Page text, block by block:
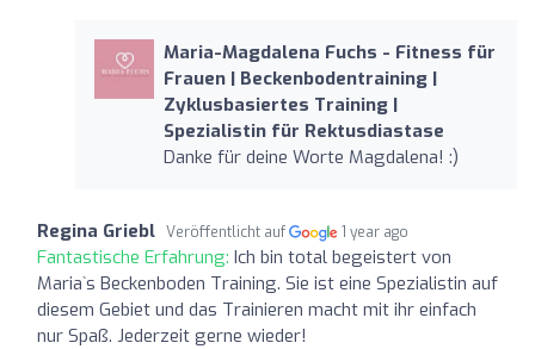
Maria-Magdalena Fuchs - Fitness für
Frauen | Beckenbodentraining |
Zyklusbasiertes Training |
Spezialistin für Rektusdiastase
Danke für deine Worte Magdalena! :)
Regina Griebl Veröffentlicht auf 1 year ago
Fantastische Erfahrung: Ich bin total begeistert von
Maria`s Beckenboden Training. Sie ist eine Spezialistin auf
diesem Gebiet und das Trainieren macht mit ihr einfach
nur Spaß. Jederzeit gerne wieder!